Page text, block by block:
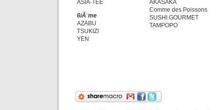
ASIA-TEE
6iÃ¨me
AZABU
TSUKIZI
YEN
AKASAKA
Comme des Poissons
SUSHI GOURMET
TAMPOPO